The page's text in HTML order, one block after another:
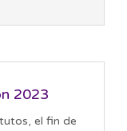
2023
el fin de